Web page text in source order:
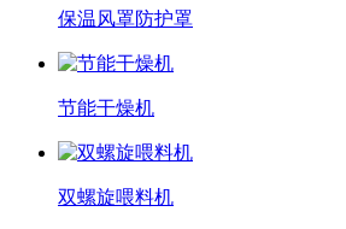
保温风罩防护罩
节能干燥机
双螺旋喂料机